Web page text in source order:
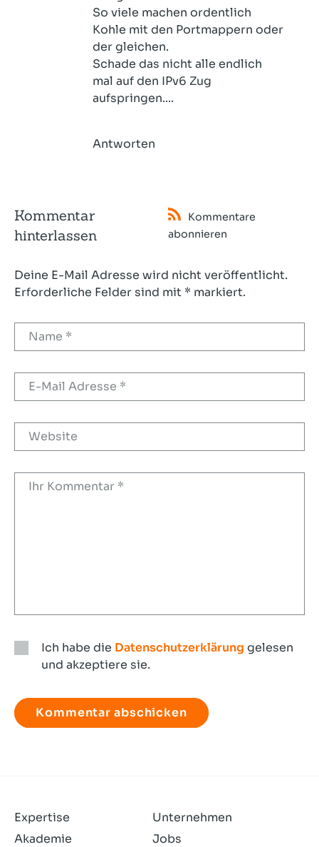
So viele machen ordentlich
Kohle mit den Portmappern oder
der gleichen.
Schade das nicht alle endlich
mal auf den IPv6 Zug
aufspringen....
Antworten
Kommentar
hinterlassen
Kommentare
abonnieren
Deine E-Mail Adresse wird nicht veröffentlicht.
Erforderliche Felder sind mit * markiert.
Ich habe die Datenschutzerklärung gelesen
und akzeptiere sie.
habe
die
Expertise
Akademie
Unternehmen
Jobs